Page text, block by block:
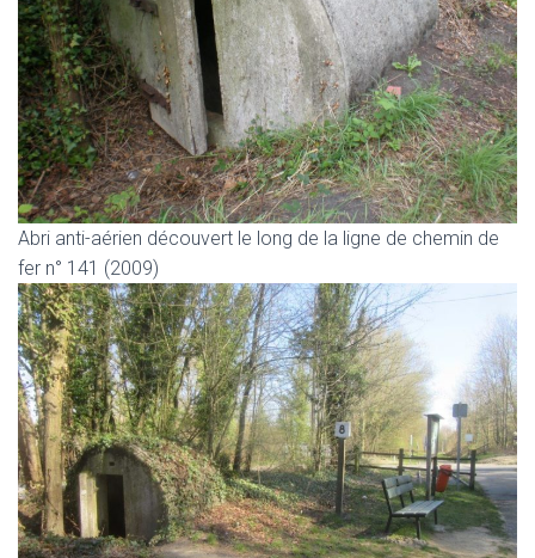
Abri anti-aérien découvert le long de la ligne de chemin de
fer n° 141 (2009)